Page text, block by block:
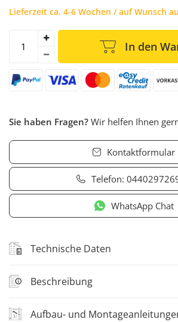
Lieferzeit ca. 4-6 Wochen / auf Wunsch
In den
Sie haben Fragen? Wir helfen Ihnen
Kontaktformular
Telefon:
WhatsApp Chat
Technische Daten
Beschreibung
Aufbau- und